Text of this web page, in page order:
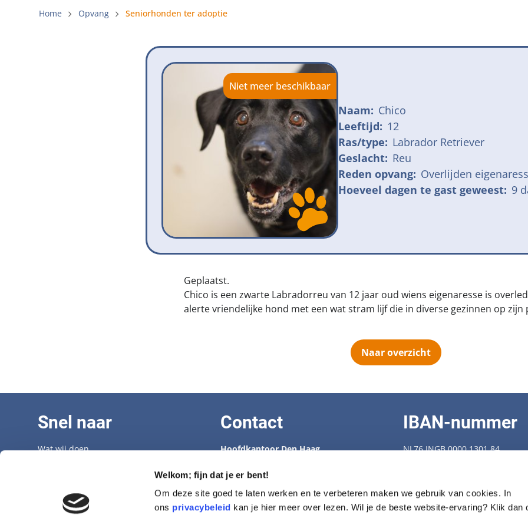
Welkom; fijn dat je er bent!
Om deze site goed te laten werken en te verbeteren maken we gebruik van cookies. In
ons privacybeleid kan je hier meer over lezen. Wil je de beste website-ervaring? Klik dan
Gemeentelijk meldpunt bijtincidenten
Bescherming tegen grasaren
Home Opvang Seniorhonden ter adoptie
Niet meer beschikbaar
Naam: Chico
Leeftijd: 12
Ras/type: Labrador Retriever
Geslacht: Reu
Reden opvang: Overlijden
Hoeveel dagen te gast geweest: 9
Geplaatst.
Chico is een zwarte Labradorreu van 12 jaar oud wiens eigenaresse is
alerte vriendelijke hond met een wat stram lijf die in diverse gezinnen op zijn
Naar overzicht
Snel naar
Wat wij doen
Vacatures
Aanmelden nieuwsbrief
Contact
Hoofdkantoor Den Haag
info@hondenbescherming.nl
Opvangcentrum voor seniorhonden
Tel: 0546-430100
IBAN-nummer
NL76 INGB 0000 1301 84
Fiscaal nummer: 28.72.274
Privacy statement